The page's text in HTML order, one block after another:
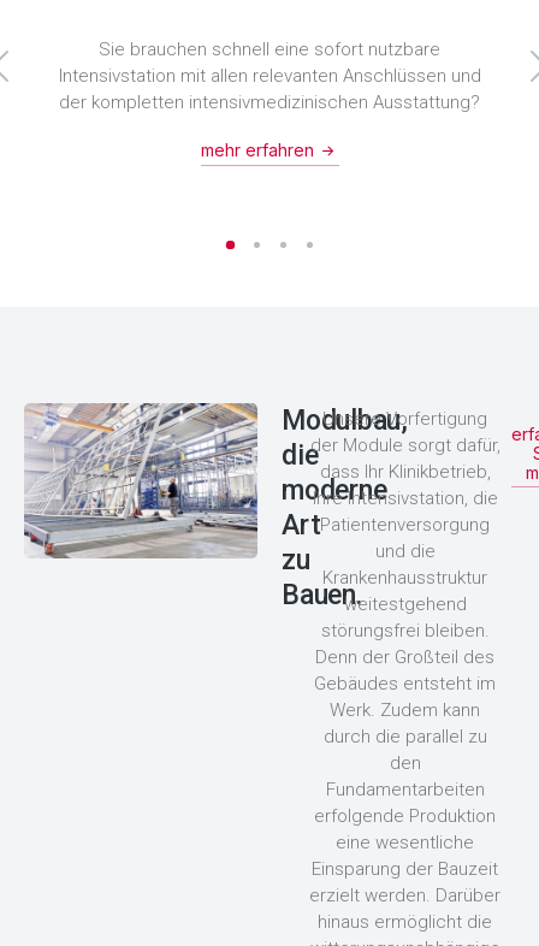
Sie brauchen schnell eine sofort nutzbare
Intensivstation mit allen relevanten Anschlüssen und
der kompletten intensivmedizinischen Ausstattung?
mehr erfahren
Modulbau,
die
moderne
Art
zu
Bauen.
Unsere Vorfertigung
der Module sorgt dafür,
dass Ihr Klinikbetrieb,
Ihre Intensivstation, die
Patientenversorgung
und die
Krankenhausstruktur
weitestgehend
störungsfrei bleiben.
Denn der Großteil des
Gebäudes entsteht im
Werk. Zudem kann
durch die parallel zu
den
Fundamentarbeiten
erfolgende Produktion
eine wesentliche
Einsparung der Bauzeit
erzielt werden. Darüber
hinaus ermöglicht die